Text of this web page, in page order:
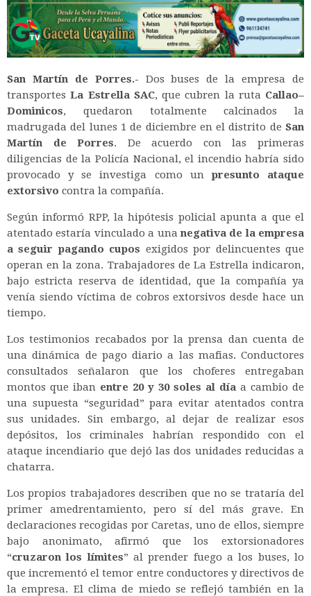
San Martín de Porres.- Dos buses de la empresa de
transportesLa Estrella SAC, que cubren la ruta Callao–
Dominicos, quedaron totalmente calcinados la
madrugada del lunes 1 de diciembre en el distrito de San
Martín de Porres. De acuerdo con las primeras
diligencias de la Policía Nacional, el incendio habría sido
provocado y se investiga como un presunto ataque
extorsivo contra la compañía.
Según informó RPP, la hipótesis policial apunta a que el
atentado estaría vinculado a unanegativa de la empresa
a seguir pagando cupos exigidos por delincuentes que
operan en la zona. Trabajadores de La Estrella indicaron,
bajo estricta reserva de identidad, que la compañía ya
venía siendo víctima de cobros extorsivos desde hace un
tiempo.
Los testimonios recabados por la prensa dan cuenta de
una dinámica de pago diario a las mafias. Conductores
consultados señalaron que los choferes entregaban
montos que iban entre 20 y 30 soles al día a cambio de
una supuesta “seguridad” para evitar atentados contra
sus unidades. Sin embargo, al dejar de realizar esos
depósitos, los criminales habrían respondido con el
ataque incendiario que dejó las dos unidades reducidas a
chatarra.
Los propios trabajadores describen que no se trataría del
primer amedrentamiento, pero sí del más grave. En
declaraciones recogidas por Caretas, uno de ellos, siempre
bajo anonimato, afirmó que los extorsionadores
“cruzaron los límites” al prender fuego a los buses, lo
que incrementó el temor entre conductores y directivos de
la empresa. El clima de miedo se reflejó también en la